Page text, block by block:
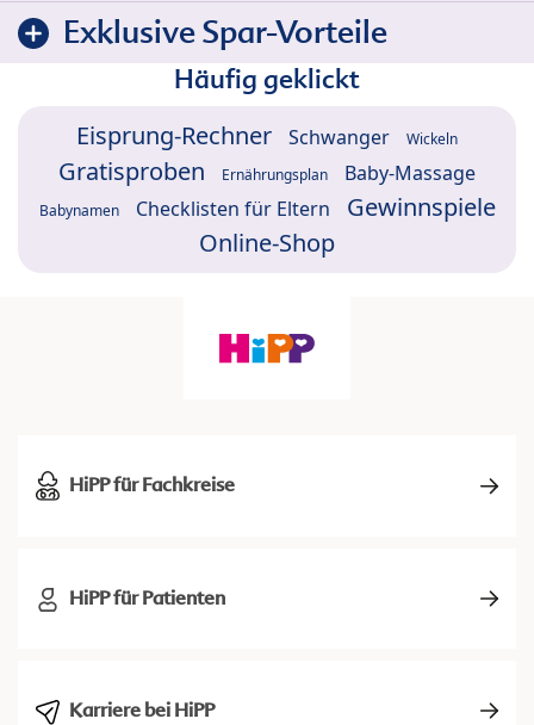
Exklusive Spar-Vorteile
Häufig geklickt
Eisprung-Rechner Schwanger Wickeln
Gratisproben Ernährungsplan Baby-Massage
Babynamen Checklisten für Eltern
Gewinnspiele
Online-Shop
HiPP für Fachkreise
HiPP für Patienten
Karriere bei HiPP